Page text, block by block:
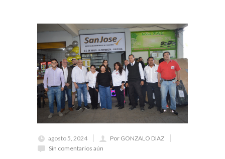
agosto 5, 2024
Por GONZALO DIAZ
Sin comentarios aún